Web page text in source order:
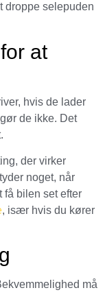
droppe selepuden
at
hvis de lader
de ikke. Det
der virker
noget, når
få bilen set efter
, især hvis du kører
må